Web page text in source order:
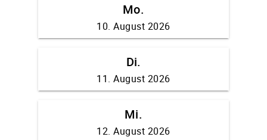
Mo.
10. August 2026
Di.
11. August 2026
Mi.
12. August 2026